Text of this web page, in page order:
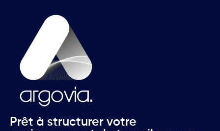
Prêt à structurer votre